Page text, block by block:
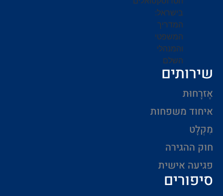
שירותים
אֶזרָחוּת
איחוד משפחות
מִקְלָט
חוק ההגירה
פגיעה אישית
סיפורים